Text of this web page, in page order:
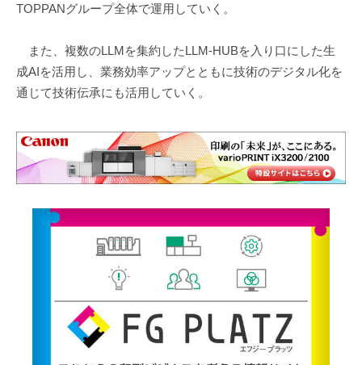
TOPPANグループ全体で運用していく。
また、複数のLLMを集約したLLM-HUBを入り口にした生
成AIを活用し、業務効率アップとともに技術のデジタル化を
通じて技術伝承にも活用していく。